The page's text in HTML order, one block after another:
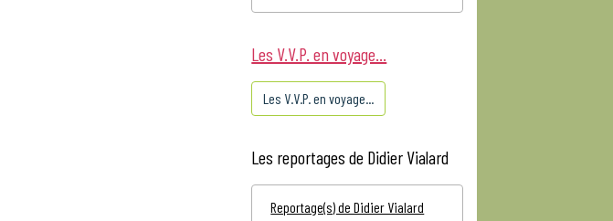
Les V.V.P. en voyage...
Les V.V.P. en voyage...
Les reportages de Didier Vialard
Reportage(s) de Didier Vialard